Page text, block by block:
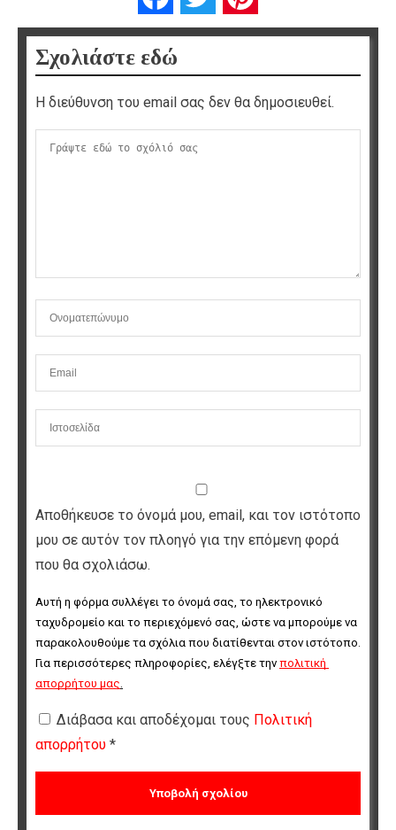
Σχολιάστε εδώ
Η διεύθυνση του email σας δεν θα δημοσιευθεί.
Αποθήκευσε το όνομά μου, email, και τον ιστότοπο
μου σε αυτόν τον πλοηγό για την επόμενη φορά
που θα σχολιάσω.
Αυτή η φόρμα συλλέγει το όνομά σας, το ηλεκτρονικό
ταχυδρομείο και το περιεχόμενό σας, ώστε να μπορούμε να
παρακολουθούμε τα σχόλια που διατίθενται στον ιστότοπο.
Για περισσότερες πληροφορίες, ελέγξτε την πολιτική
απορρήτου μας.
Διάβασα και αποδέχομαι τους Πολιτική
απορρήτου *